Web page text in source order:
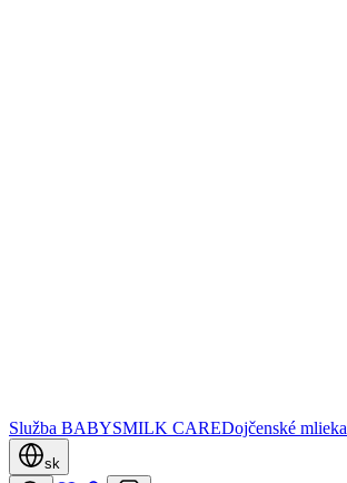
Služba BABYSMILK CAREDojčenské mlieka
sk